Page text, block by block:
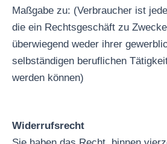
Maßgabe zu: (Verbraucher ist
die ein Rechtsgeschäft zu
überwiegend weder ihrer
selbständigen beruflichen
werden können)
Widerrufsrecht